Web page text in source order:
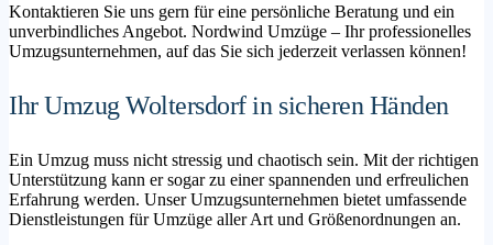
Kontaktieren Sie uns gern für eine persönliche Beratung und ein
unverbindliches Angebot. Nordwind Umzüge – Ihr professionelles
Umzugsunternehmen, auf das Sie sich jederzeit verlassen können!
Ihr Umzug Woltersdorf in sicheren Händen
Ein Umzug muss nicht stressig und chaotisch sein. Mit der richtigen
Unterstützung kann er sogar zu einer spannenden und erfreulichen
Erfahrung werden. Unser Umzugsunternehmen bietet umfassende
Dienstleistungen für Umzüge aller Art und Größenordnungen an.